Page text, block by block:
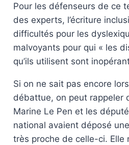
Pour les défenseurs de ce
des experts, l’écriture
difficultés pour les
malvoyants pour qui « les
qu’ils utilisent sont
Si on ne sait pas encore
débattue, on peut rappeler
Marine Le Pen et les
national avaient déposé
très proche de celle-ci. Elle